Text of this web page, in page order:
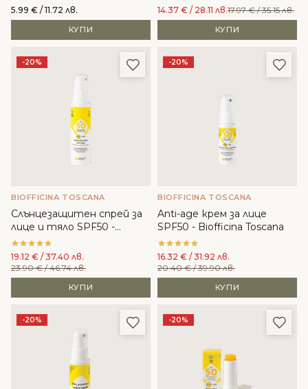
5.99 € / 11.72 лв.
КУПИ
14.37 € / 28.11 лв.17.97€/ 35.15 лв.
КУПИ
-20% Добави в любими
BIOFFICINA TOSCANA
Слънцезащитен спрей за
лице и тяло SPF50 -
Biofficina Toscana
19.12 € / 37.40 лв.
23.90€/ 46.74 лв.
КУПИ
-20%
BIOFFICINA TOSCANA
Anti-age крем за лице
SPF50 - Biofficina Toscana
16.32 € / 31.92 лв.
20.40€/ 39.90 лв.
КУПИ
-20% Добави в любими
-20%